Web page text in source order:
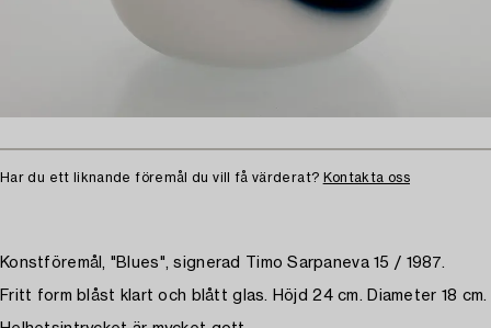
Har du ett liknande föremål du vill få värderat? Kontakta oss
Konstföremål, "Blues", signerad Timo Sarpaneva 15 / 1987.
Fritt form blåst klart och blått glas. Höjd 24 cm. Diameter 18 cm.